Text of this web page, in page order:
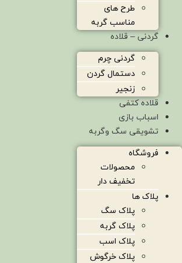
طرح های
مناسب گربه
گردنی – قلاده
گردنی چرم
دستمال گردن
زنجیر
قلاده کتفی
اسباب بازی
تشویقی سگ وگربه
فروشگاه
محصولات
تخفیف دار
پلاک ها
پلاک سگ
پلاک گربه
پلاک اسب
پلاک خرگوش